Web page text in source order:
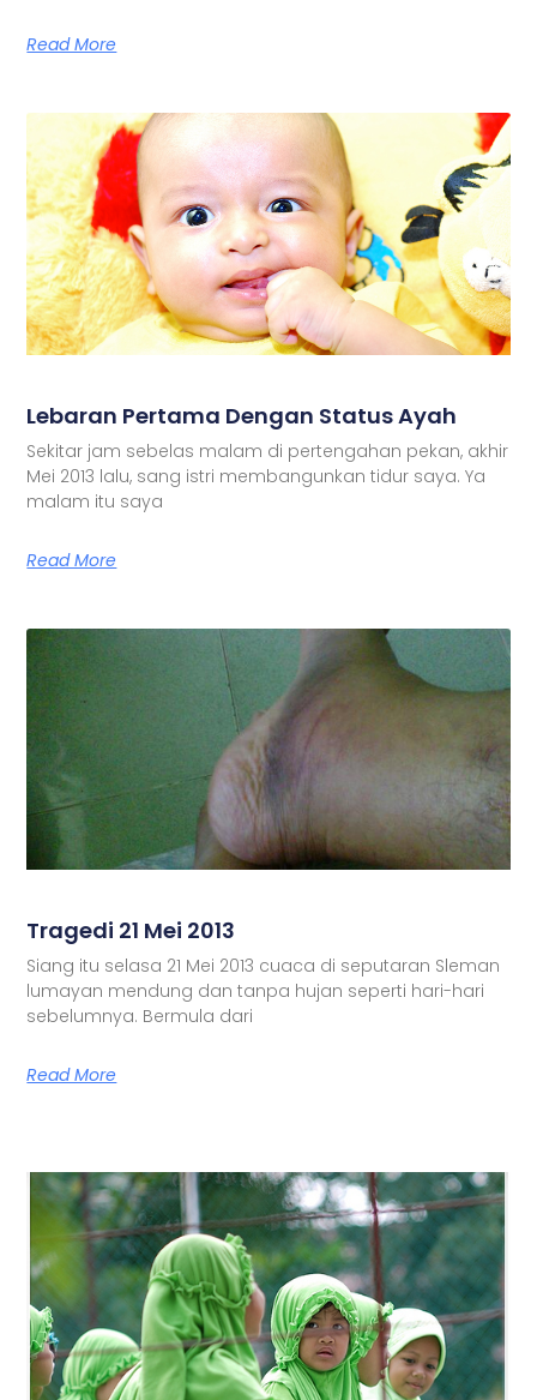
Read More
Lebaran Pertama Dengan Status Ayah
Sekitar jam sebelas malam di pertengahan pekan, akhir
Mei 2013 lalu, sang istri membangunkan tidur saya. Ya
malam itu saya
Read More
Tragedi 21 Mei 2013
Siang itu selasa 21 Mei 2013 cuaca di seputaran Sleman
lumayan mendung dan tanpa hujan seperti hari-hari
sebelumnya. Bermula dari
Read More